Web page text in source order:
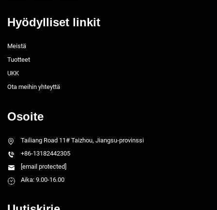
Hyödylliset linkit
Meistä
Tuotteet
UKK
Ota meihin yhteyttä
Osoite
Tailiang Road 11# Taizhou, Jiangsu-provinssi
+86-13182442305
[email protected]
Aika: 9.00-16.00